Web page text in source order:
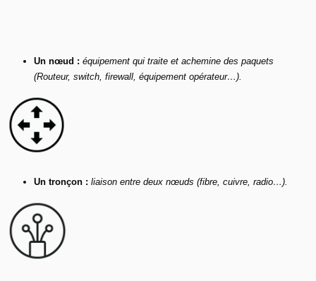
Un nœud : équipement qui traite et achemine des paquets
(Routeur, switch, firewall, équipement opérateur…).
Un tronçon : liaison entre deux nœuds (fibre, cuivre, radio…).